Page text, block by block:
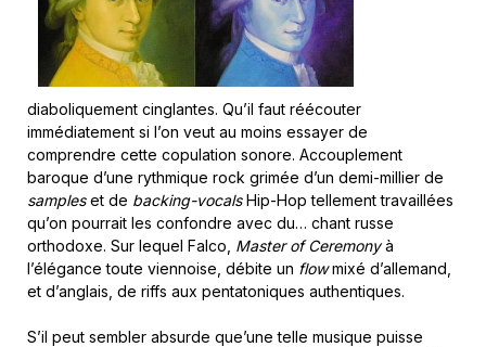
diaboliquement cinglantes. Qu’il faut réécouter
immédiatement si l’on veut au moins essayer de
comprendre cette copulation sonore. Accouplement
baroque d’une rythmique rock grimée d’un demi-millier de
samples et de backing-vocals Hip-Hop tellement travaillées
qu’on pourrait les confondre avec du… chant russe
orthodoxe. Sur lequel Falco, Master of Ceremonyà
l’élégance toute viennoise, débite un flow mixé d’allemand,
et d’anglais, de riffs aux pentatoniques authentiques.
S’il peut sembler absurde que’une telle musique puisse